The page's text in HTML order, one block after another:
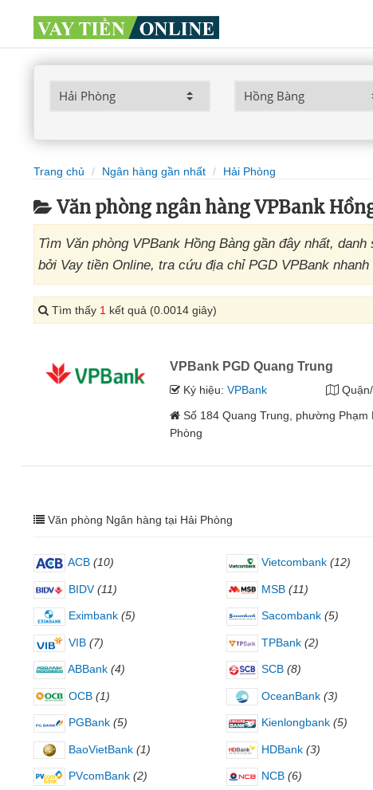
Trang chủ Ngân hàng gần nhất Hải Phòng
Văn phòng ngân hàng VPBank
Tìm Văn phòng VPBank Hồng Bàng gần đây nhất,
bởi Vay tiền Online, tra cứu địa chỉ PGD VPBank nhanh
Tìm thấy 1 kết quả (0.0014 giây)
VPBank PGD Quang Trung
Ký hiệu:VPBank
Số 184 Quang Trung, phường
Phòng
Văn phòng Ngân hàng tại Hải Phòng
ACB (10) Vietcombank (12)
BIDV (11) MSB (11)
Eximbank (5) Sacombank (5)
VIB (7) TPBank (2)
ABBank (4) SCB (8)
OCB (1) OceanBank (3)
PGBank (5) Kienlongbank (5)
BaoVietBank (1) HDBank (3)
PVcomBank (2) NCB (6)